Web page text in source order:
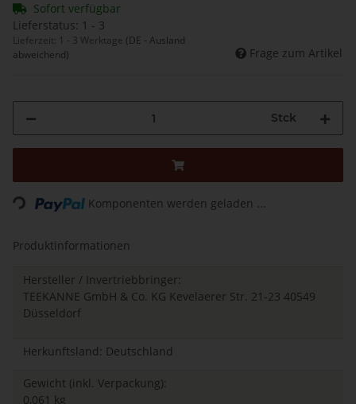
Sofort verfügbar
Lieferstatus: 1 - 3
Lieferzeit: 1 - 3 Werktage (DE - Ausland
abweichend)
Frage zum Artikel
Stck
Loading... Komponenten werden geladen ...
Produktinformationen
Hersteller / Invertriebbringer:
TEEKANNE GmbH & Co. KG Kevelaerer Str. 21-23 40549
Düsseldorf
Herkunftsland: Deutschland
Gewicht (inkl. Verpackung):
0,061 kg